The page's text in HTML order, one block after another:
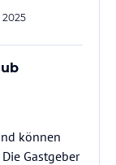
2025
können
Gastgeber